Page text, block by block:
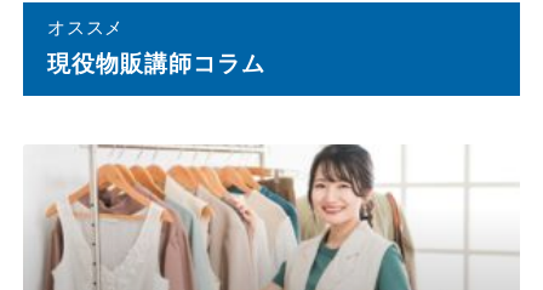
オススメ
現役物販講師コラム